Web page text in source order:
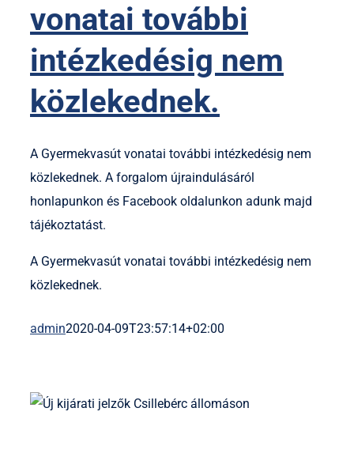
vonatai további
intézkedésig nem
közlekednek.
A Gyermekvasút vonatai további intézkedésig nem
közlekednek. A forgalom újraindulásáról
honlapunkon és Facebook oldalunkon adunk majd
tájékoztatást.
A Gyermekvasút vonatai további intézkedésig nem
közlekednek.
admin2020-04-09T23:57:14+02:00